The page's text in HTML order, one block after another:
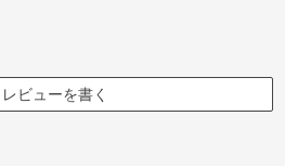
レビューを書く